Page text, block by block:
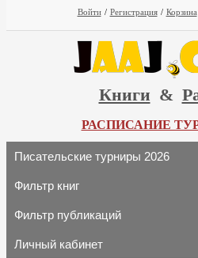
Войти / Регистрация / Корзина
Книги &
РАСПИСАНИЕ
Писательские турниры 2026
Фильтр книг
Фильтр публикаций
Личный кабинет